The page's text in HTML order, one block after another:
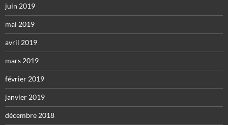
juin 2019
mai 2019
avril 2019
mars 2019
février 2019
janvier 2019
décembre 2018